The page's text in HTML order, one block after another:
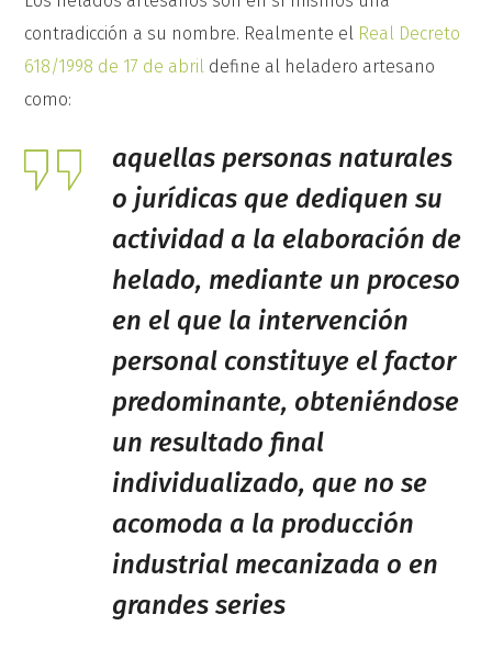
contradicción a su nombre. Realmente el Real Decreto
618/1998 de 17 de abril define al heladero artesano
como:
aquellas personas naturales
o jurídicas que dediquen su
actividad a la elaboración de
helado, mediante un proceso
en el que la intervención
personal constituye el factor
predominante, obteniéndose
un resultado final
individualizado, que no se
acomoda a la producción
industrial mecanizada o en
grandes series